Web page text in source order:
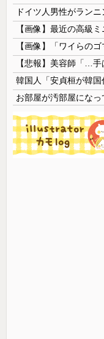
【画像】最近の高級
【画像】「ワイらのゴ
【悲報】美容師「…
お部屋が汚部屋になっ